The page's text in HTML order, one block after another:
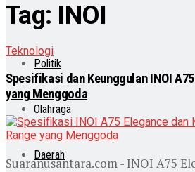
Politik
Olahraga
Daerah
Tag: INOI
Teknologi
Spesifikasi dan Keunggulan INOI
yang Menggoda
Suaranusantara.com - INOI A75